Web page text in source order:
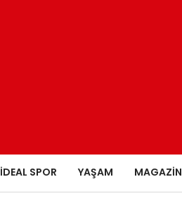
İDEAL SPOR YAŞAM MAGAZIN